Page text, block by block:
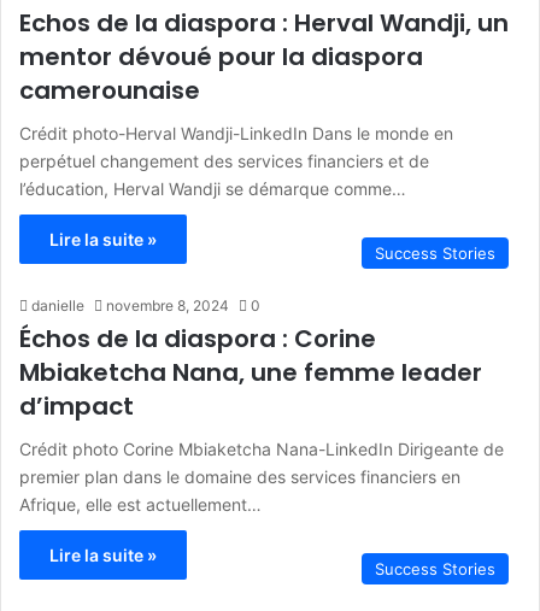
Echos de la diaspora : Herval Wandji, un
mentor dévoué pour la diaspora
camerounaise
Crédit photo-Herval Wandji-LinkedIn Dans le monde en
perpétuel changement des services financiers et de
l’éducation, Herval Wandji se démarque comme…
Lire la suite »
Success Stories
danielle novembre 8, 2024 0
Échos de la diaspora : Corine
Mbiaketcha Nana, une femme leader
d’impact
Crédit photo Corine Mbiaketcha Nana-LinkedIn Dirigeante de
premier plan dans le domaine des services financiers en
Afrique, elle est actuellement…
Lire la suite »
Success Stories